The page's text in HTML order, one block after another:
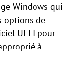
Windows qui
options de
UEFI pour
à